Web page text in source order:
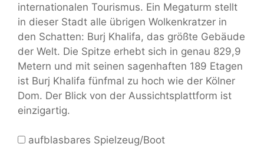
internationalen Tourismus. Ein Megaturm stellt
in dieser Stadt alle übrigen Wolkenkratzer in
den Schatten: Burj Khalifa, das größte Gebäude
der Welt. Die Spitze erhebt sich in genau 829,9
Metern und mit seinen sagenhaften 189 Etagen
ist Burj Khalifa fünfmal zu hoch wie der Kölner
Dom. Der Blick von der Aussichtsplattform ist
einzigartig.
aufblasbares Spielzeug/Boot